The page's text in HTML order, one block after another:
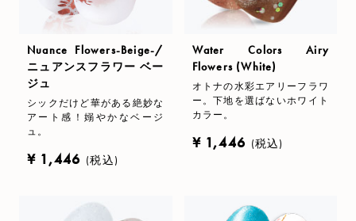
Nuance Flowers-Beige-/
ニュアンスフラワー ベー
ジュ
シックだけど華がある絶妙な
アート感！嫋やかなベージ
ュ。
¥ 1,446 (税込)
Water Colors Airy
Flowers (White)
オトナの水彩エアリーフラワ
ー。下地を選ばないホワイト
カラー。
¥ 1,446 (税込)